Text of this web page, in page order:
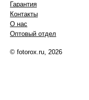
Гарантия
Контакты
О нас
Оптовый отдел
© fotorox.ru, 2026